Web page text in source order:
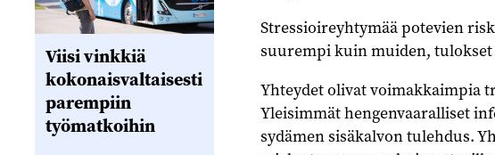
Stressioireyhtymää potevien
suurempi kuin muiden,
Yhteydet olivat voimakkaimpia
Yleisimmät hengenvaaralliset
sydämen sisäkalvon tulehdus.
Viisi vinkkiä
kokonaisvaltaisesti
parempiin
työmatkoihin